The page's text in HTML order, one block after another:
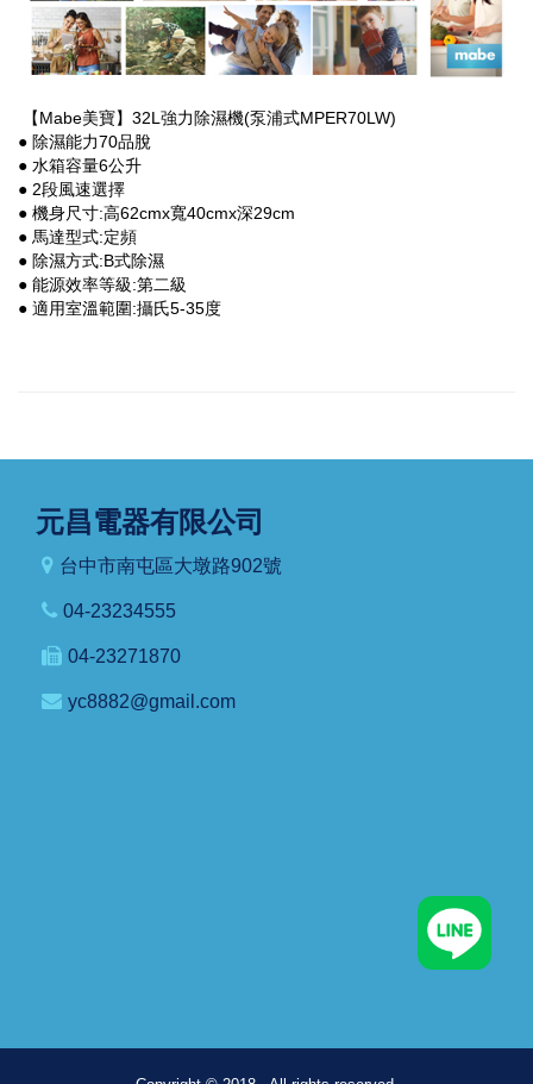
【Mabe美寶】32L強力除濕機(泵浦式MPER70LW)
● 除濕能力70品脫
● 水箱容量6公升
● 2段風速選擇
● 機身尺寸:高62cmx寬40cmx深29cm
● 馬達型式:定頻
● 除濕方式:B式除濕
● 能源效率等級:第二級
● 適用室溫範圍:攝氏5-35度
元昌電器有限公司
台中市南屯區大墩路902號
04-23234555
04-23271870
yc8882@gmail.com